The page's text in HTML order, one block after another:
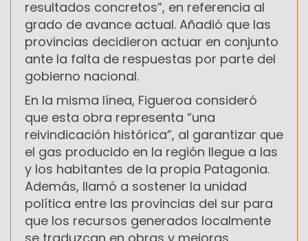
resultados concretos”, en referencia al
grado de avance actual. Añadió que las
provincias decidieron actuar en conjunto
ante la falta de respuestas por parte del
gobierno nacional.
En la misma línea, Figueroa consideró
que esta obra representa “una
reivindicación histórica”, al garantizar que
el gas producido en la región llegue a las
y los habitantes de la propia Patagonia.
Además, llamó a sostener la unidad
política entre las provincias del sur para
que los recursos generados localmente